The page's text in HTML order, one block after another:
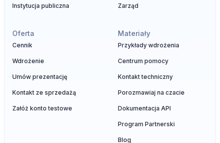
Instytucja publiczna Zarząd
Oferta
Cennik
Wdrożenie
Umów prezentację
Kontakt ze sprzedażą
Załóż konto testowe
Materiały
Przykłady wdrożenia
Centrum pomocy
Kontakt techniczny
Porozmawiaj na czacie
Dokumentacja API
Program Partnerski
Blog